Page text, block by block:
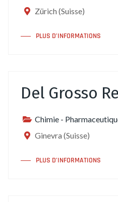
Zürich (Suisse)
PLUS D’INFORMATIONS
Del Grosso
Chimie -
Ginevra (Suisse)
PLUS D’INFORMATIONS